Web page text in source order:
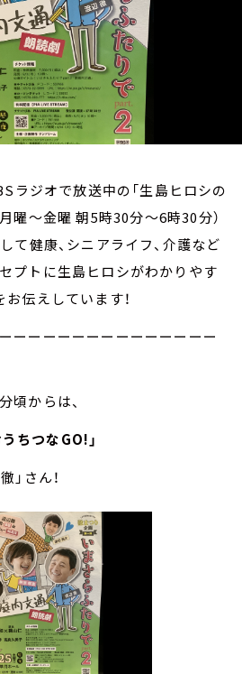
ラジオで放送中の「生島ヒロシの
曜～金曜 朝5時30分～6時30分）
て健康、シニアライフ、介護など
プトに生島ヒロシがわかりやす
お伝えしています！
ーーーーーーーーーーーーーー
頃からは、
ちつなGO!」
」さん！